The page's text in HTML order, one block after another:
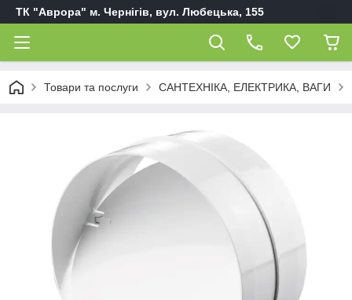
ТК "Аврора" м. Чернігів, вул. Любецька, 155
Товари та послуги САНТЕХНІКА, ЕЛЕКТРИКА, ВАГИ